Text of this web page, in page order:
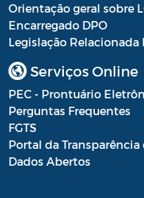
Recursos
o
Relação dos
Resolução Sobre o
Orientação geral sobre
Encarregado DPO
Legislação Relacionada
Serviços Online
PEC - Prontuário
Perguntas Frequentes
FGTS
Portal da Transparência
Dados Abertos